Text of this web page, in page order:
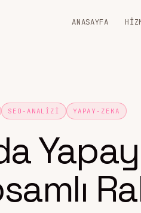
ANASAYFA
SEO-ANALIZI YAPAY-ZEKA